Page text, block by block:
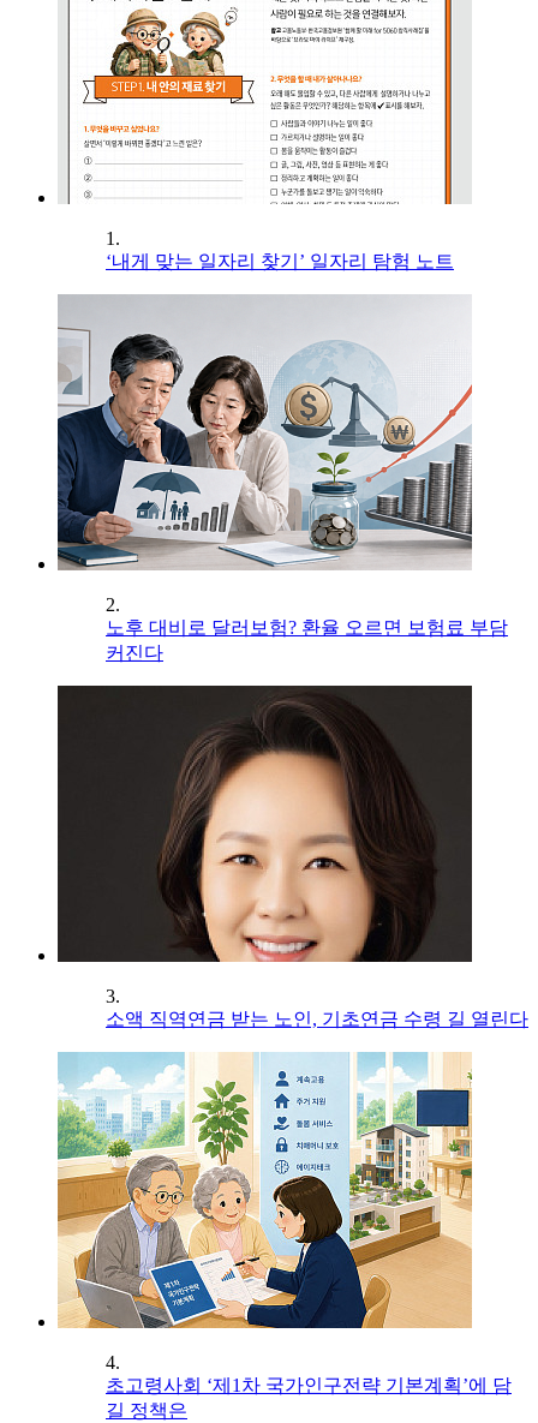
1.
‘내게 맞는 일자리 찾기’ 일자리 탐험 노트
2.
노후 대비로 달러보험? 환율 오르면 보험료 부담
커진다
3.
소액 직역연금 받는 노인, 기초연금 수령 길 열린다
4.
초고령사회 ‘제1차 국가인구전략 기본계획’에 담
길 정책은